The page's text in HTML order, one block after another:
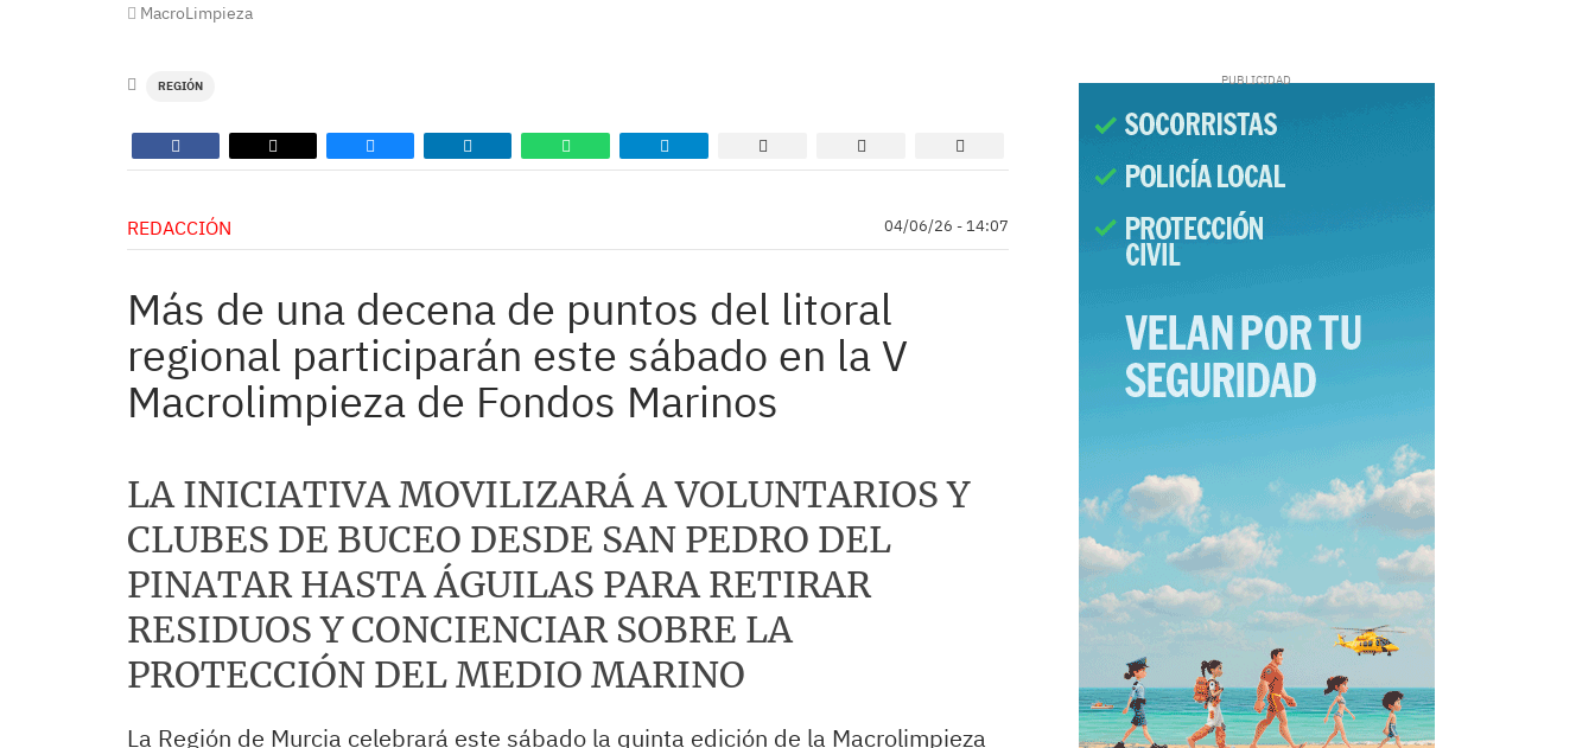
MacroLimpieza
REGIÓN
REDACCIÓN 04/06/26 - 14:07
Más de una decena de puntos del litoral
regional participarán este sábado en la V
Macrolimpieza de Fondos Marinos
LA INICIATIVA MOVILIZARÁ A VOLUNTARIOS Y
CLUBES DE BUCEO DESDE SAN PEDRO DEL
PINATAR HASTA ÁGUILAS PARA RETIRAR
RESIDUOS Y CONCIENCIAR SOBRE LA
PROTECCIÓN DEL MEDIO MARINO
La Región de Murcia celebrará este sábado la quinta edición de la Macrolimpieza